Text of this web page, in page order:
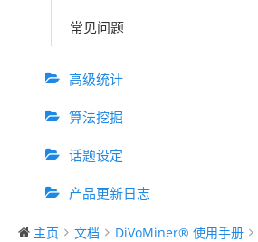
常见问题
高级统计
算法挖掘
话题设定
产品更新日志
主页 文档 DiVoMiner® 使用手册